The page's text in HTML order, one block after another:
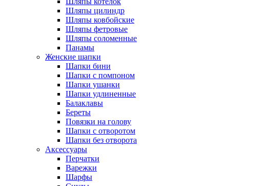
Шляпы цилиндр
Шляпы ковбойские
Шляпы фетровые
Шляпы соломенные
Панамы
Женские шапки
Шапки бини
Шапки с помпоном
Шапки ушанки
Шапки удлиненные
Балаклавы
Береты
Повязки на голову
Шапки с отворотом
Шапки без отворота
Аксессуары
Перчатки
Варежки
Шарфы